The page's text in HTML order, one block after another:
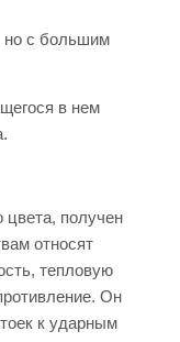
но с большим
в нем
цвета, получен
относят
тепловую
Он
к ударным